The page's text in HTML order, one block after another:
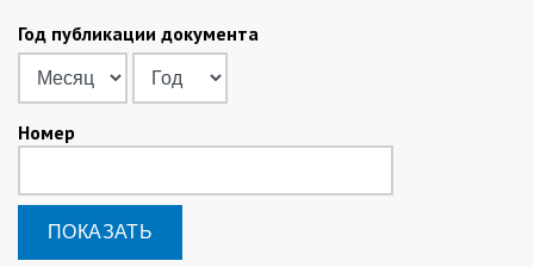
Год публикации документа
Месяц
Год
Номер